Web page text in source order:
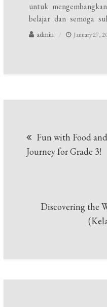
untuk
belajar dan semoga
admin January 27,
navigation
Fun with Food
Journey for Grade 3!
Discovering the